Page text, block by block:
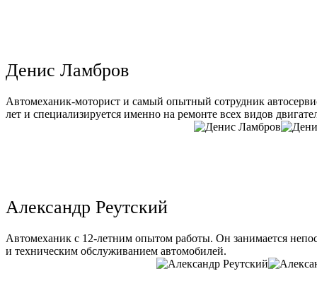
Денис Ламбров
Автомеханик-моторист и самый опытный сотрудник
лет и специализируется именно на ремонте всех видов
Александр Реутский
Автомеханик с 12-летним опытом работы. Он занимается
и техническим обслуживанием автомобилей.